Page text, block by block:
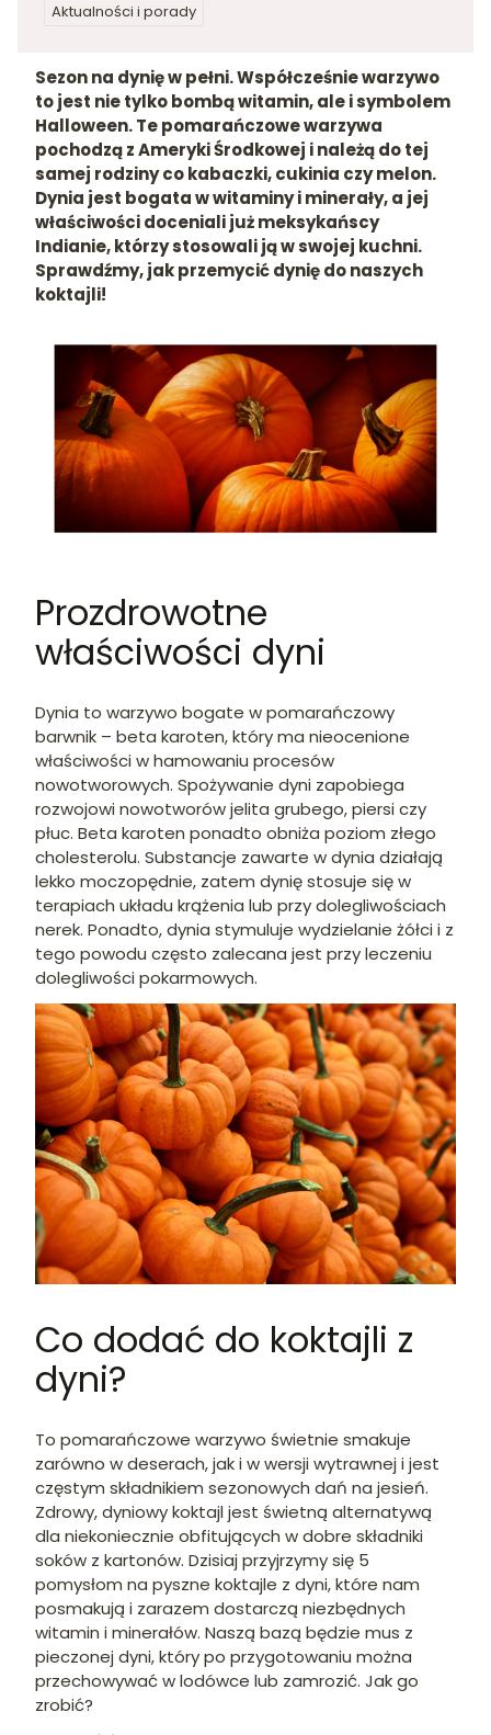
w kategorii
Aktualności i porady
Sezon na dynię w pełni. Współcześnie warzywo
to jest nie tylko bombą witamin, ale i symbolem
Halloween. Te pomarańczowe warzywa
pochodzą z Ameryki Środkowej i należą do tej
samej rodziny co kabaczki, cukinia czy melon.
Dynia jest bogata w witaminy i minerały, a jej
właściwości doceniali już meksykańscy
Indianie, którzy stosowali ją w swojej kuchni.
Sprawdźmy, jak przemycić dynię do naszych
koktajli!
Prozdrowotne
właściwości dyni
Dynia to warzywo bogate w pomarańczowy
barwnik – beta karoten, który ma nieocenione
właściwości w hamowaniu procesów
nowotworowych. Spożywanie dyni zapobiega
rozwojowi nowotworów jelita grubego, piersi czy
płuc. Beta karoten ponadto obniża poziom złego
cholesterolu. Substancje zawarte w dynia działają
lekko moczopędnie, zatem dynię stosuje się w
terapiach układu krążenia lub przy dolegliwościach
nerek. Ponadto, dynia stymuluje wydzielanie żółci i z
tego powodu często zalecana jest przy leczeniu
dolegliwości pokarmowych.
Co dodać do koktajli z
dyni?
To pomarańczowe warzywo świetnie smakuje
zarówno w deserach, jak i w wersji wytrawnej i jest
częstym składnikiem sezonowych dań na jesień.
Zdrowy, dyniowy koktajl jest świetną alternatywą
dla niekoniecznie obfitujących w dobre składniki
soków z kartonów. Dzisiaj przyjrzymy się 5
pomysłom na pyszne koktajle z dyni, które nam
posmakują i zarazem dostarczą niezbędnych
witamin i minerałów. Naszą bazą będzie mus z
pieczonej dyni, który po przygotowaniu można
przechowywać w lodówce lub zamrozić. Jak go
zrobić?